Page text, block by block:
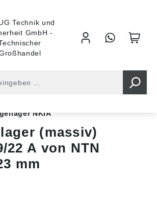
NKIA
(massiv)
22 A von NTN
mm